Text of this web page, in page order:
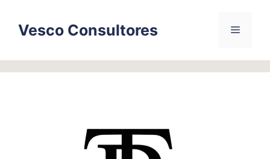
contentVesco Consultores Menu